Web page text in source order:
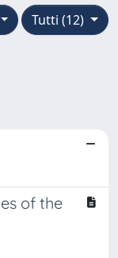
Tutti (12)
of the